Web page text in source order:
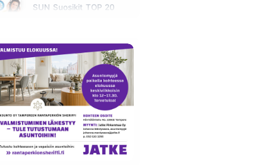
SUN Suosikit TOP 20